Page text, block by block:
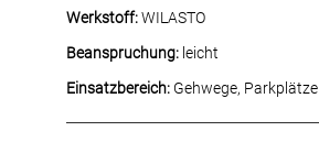
Werkstoff:WILASTO
Beanspruchung: leicht
Einsatzbereich: Gehwege, Parkplätze